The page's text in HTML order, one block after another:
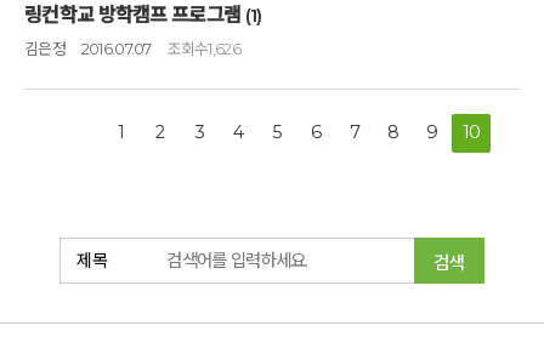
링컨학교 방학캠프 프로그램 (1)
김은정 2016.07.07 조회수1,626
1 2 3 4 5 6 7 8 9 10
검색